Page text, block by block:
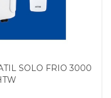
SOLO FRIO 3000